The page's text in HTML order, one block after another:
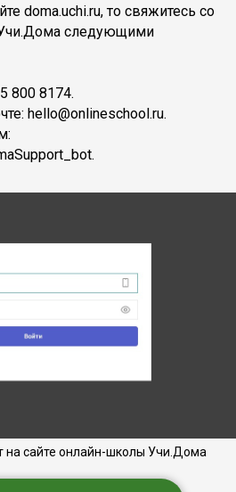
doma.uchi.ru, то свяжитесь со
следующими
800 8174.
hello@onlineschool.ru.
на сайте онлайн-школы Учи.Дома